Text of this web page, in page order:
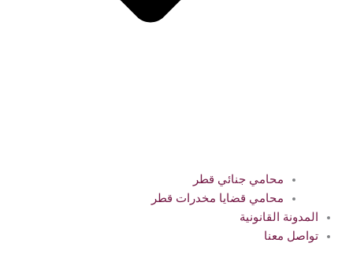
محامي جنائي قطر
محامي قضايا مخدرات قطر
المدونة القانونية
تواصل معنا